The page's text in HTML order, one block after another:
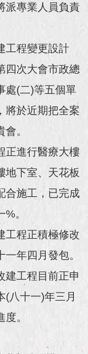
派專業人員負責
工程變更設計
四次大會市政總
處(二)等五個單
將於近期把全案
。
正進行醫療大樓
地下室、天花板
合施工，已完成
。
工程正積極修改
年四月發包。
建工程目前正申
(八十一)年三月
。